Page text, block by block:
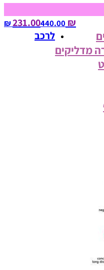
₪ 231.00
440.00‏ ₪
מדליקים
לרכב